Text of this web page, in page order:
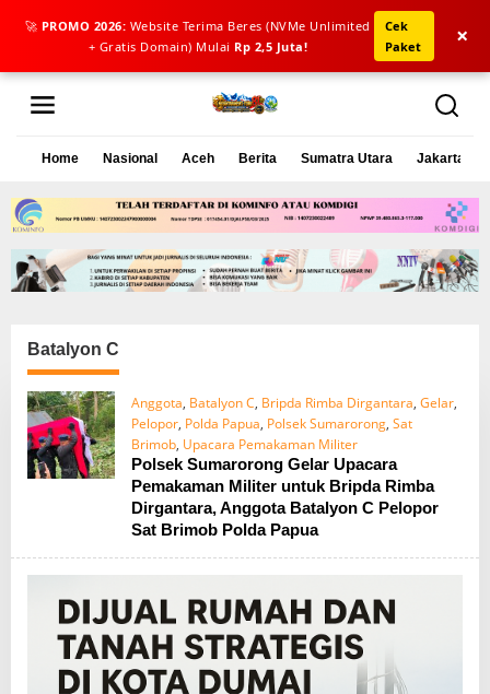
🚀 PROMO 2026: Website Terima Beres (NVMe Unlimited
+ Gratis Domain) Mulai Rp 2,5 Juta!
Cek
Paket
×
L
Home Nasional Aceh Berita Sumatra Utara Jakarta
Batalyon C
Anggota, Batalyon C, Bripda Rimba Dirgantara, Gelar,
Pelopor, Polda Papua, Polsek Sumarorong, Sat
Brimob, Upacara Pemakaman Militer
Polsek Sumarorong Gelar Upacara
Pemakaman Militer untuk Bripda Rimba
Dirgantara, Anggota Batalyon C Pelopor
Sat Brimob Polda Papua